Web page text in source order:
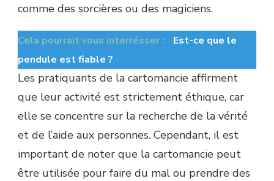
comme des sorcières ou des magiciens.
Cela pourrait vous interrésser :
Est-ce que le
pendule est fiable ?
Les pratiquants de la cartomancie affirment
que leur activité est strictement éthique, car
elle se concentre sur la recherche de la vérité
et de l’aide aux personnes. Cependant, il est
important de noter que la cartomancie peut
être utilisée pour faire du mal ou prendre des